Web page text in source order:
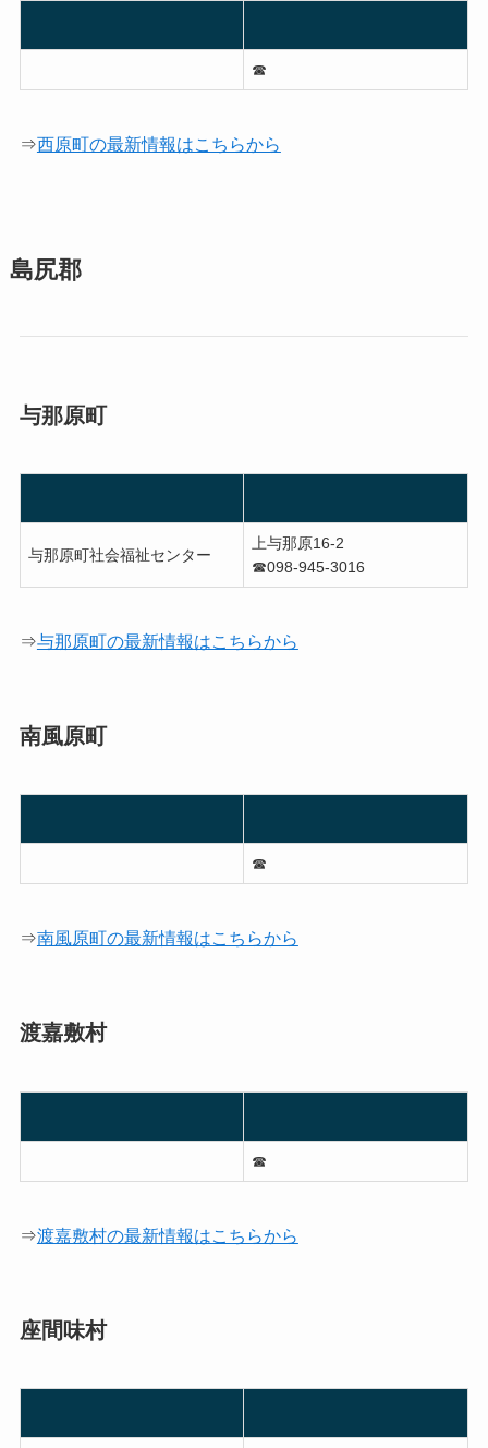
☎︎
⇒西原町の最新情報はこちらから
島尻郡
与那原町
与那原町社会福祉センター
上与那原16-2
☎︎098-945-3016
⇒与那原町の最新情報はこちらから
南風原町
☎︎
⇒南風原町の最新情報はこちらから
渡嘉敷村
☎︎
⇒渡嘉敷村の最新情報はこちらから
座間味村